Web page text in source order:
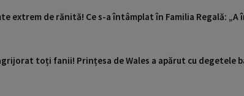
extrem de rănită! Ce s-a întâmplat în Familia Regală: „A
toți fanii! Prințesa de Wales a apărut cu degetele